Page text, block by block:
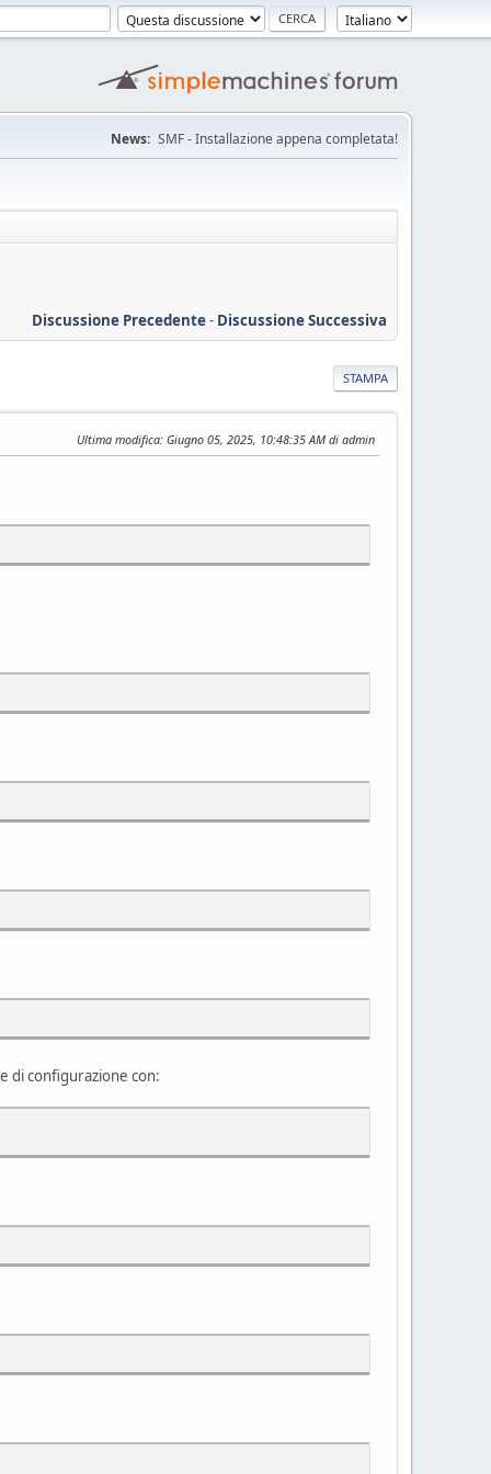
News: SMF - Installazione appena completata!
Discussione Precedente- Discussione Successiva
STAMPA
Ultima modifica: Giugno 05, 2025, 10:48:35 AM di admin
di configurazione con: